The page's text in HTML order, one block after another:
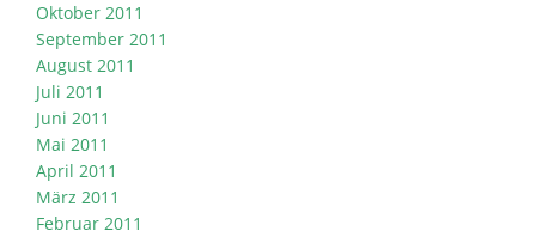
Oktober 2011
September 2011
August 2011
Juli 2011
Juni 2011
Mai 2011
April 2011
März 2011
Februar 2011